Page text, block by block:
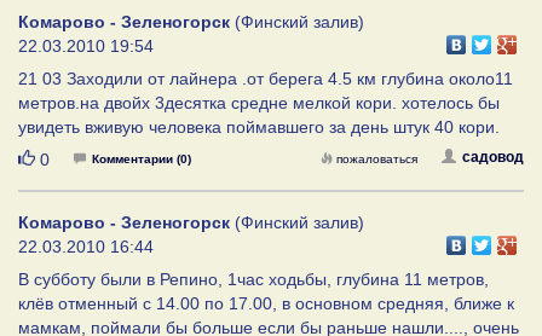
Комарово - Зеленогорск (Финский залив)
22.03.2010 19:54
21 03 Заходили от лайнера .от берега 4.5 км глубина около11
метров.на двойх 3десятка средне мелкой кори. хотелось бы
увидеть вживую человека поймавшего за день штук 40 кори.
Нравится
0 Комментарии (0) садовод
пожаловаться
Комарово - Зеленогорск (Финский залив)
22.03.2010 16:44
В субботу были в Репино, 1час ходьбы, глубина 11 метров,
клёв отменный с 14.00 по 17.00, в основном средняя, ближе к
мамкам, поймали бы больше если бы раньше нашли...., очень